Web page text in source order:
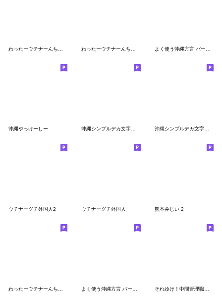
沖縄やっけーしー 沖縄シンプルデカ文字スタンプ 2 沖縄シンプルデカ文字スタンプ ３
ウチナーグチ外国人2 ウチナーグチ外国人 熊本弁じい 2
それゆけ！中間管理職【沖縄編】